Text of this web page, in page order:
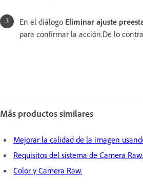
En el diálogo Eliminar ajuste
para confirmar la acción.De lo
Más productos similares
Mejorar la calidad de la imagen
Requisitos del sistema de Camera Raw.
Color y Camera Raw.